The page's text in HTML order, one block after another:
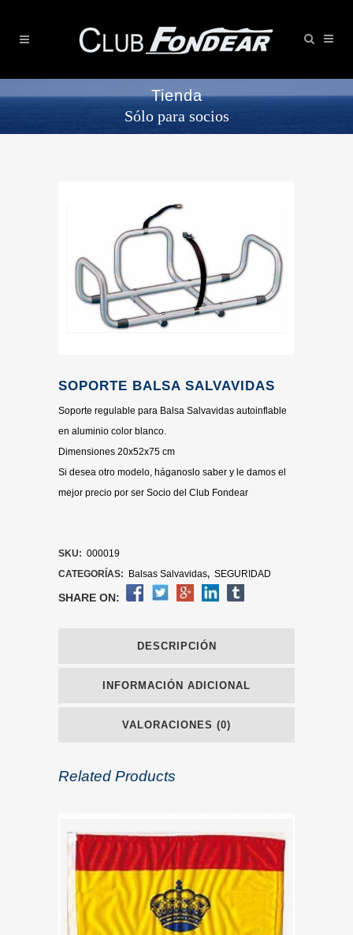
Tienda
Sólo para socios
SOPORTE BALSA SALVAVIDAS
Soporte regulable para Balsa Salvavidas autoinflable
en aluminio color blanco.
Dimensiones 20x52x75 cm
Si desea otro modelo, háganoslo saber y le damos el
mejor precio por ser Socio del Club Fondear
SKU: 000019
CATEGORÍAS:
Balsas Salvavidas, SEGURIDAD
SHARE ON:
DESCRIPCIÓN
INFORMACIÓN ADICIONAL
VALORACIONES (0)
Related Products